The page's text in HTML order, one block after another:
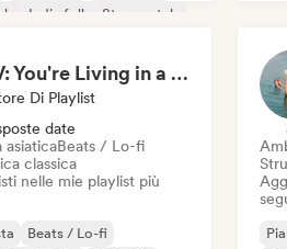
Indie folk Strumentale
POV: You're Living in a Studio Ghibli Movie 🌱 Neo-Classical Piano & Dream Pop
Di Playlist
date
asiaticaBeats / Lo-fi
classica
nelle mie playlist più
Beats / Lo-fi